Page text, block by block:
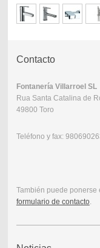
Contacto
Fontanería Villarroel SL
Rua Santa Catalina de
49800 Toro
Teléfono y fax:
También puede ponerse
formulario de contacto.